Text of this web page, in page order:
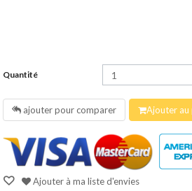
Quantité
ajouter pour comparer Ajouter au
Ajouter à ma liste d'envies